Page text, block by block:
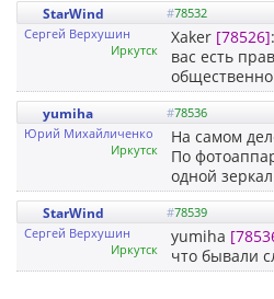
StarWind #78532
Сергей Верхушин
Иркутск
Xaker [78526]
вас есть
yumiha #78536
Юрий Михайличенко
Иркутск
На самом
По
одной
StarWind #78539
Сергей Верхушин
Иркутск
yumiha
что бывали